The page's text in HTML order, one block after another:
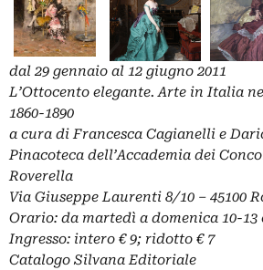
dal 29 gennaio al 12 giugno 2011
L’Ottocento elegante. Arte in Italia
1860-1890
a cura di Francesca Cagianelli e
Pinacoteca dell’Accademia dei
Roverella
Via Giuseppe Laurenti 8/10 – 45100
Orario: da martedì a domenica 10-13
Ingresso: intero € 9; ridotto € 7
Catalogo Silvana Editoriale